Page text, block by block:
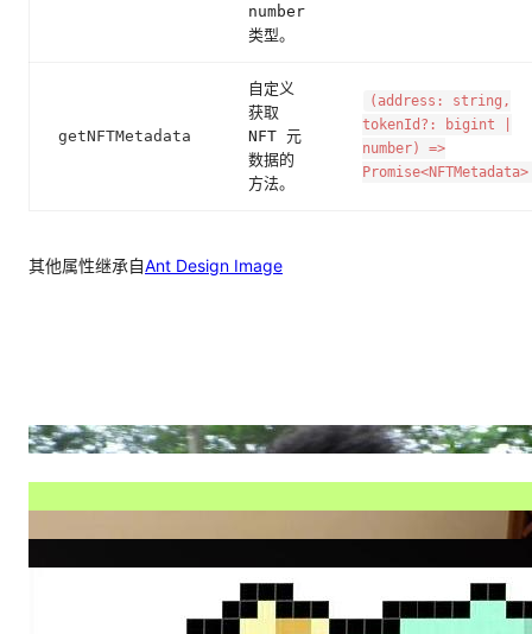
number
类型。
getNFTMetadata
自定义
获取
NFT 元
数据的
方法。
(address: string,
tokenId?: bigint |
number) =>
Promise<NFTMetadata>
其他属性继承自Ant Design Image